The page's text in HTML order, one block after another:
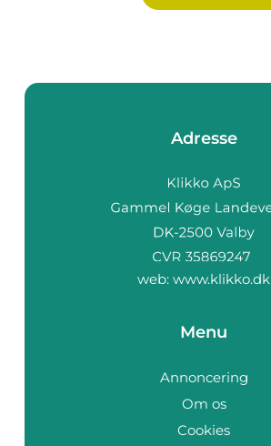
Adresse
web: www.klikko.dk
Menu
Annoncering
Om os
Cookies